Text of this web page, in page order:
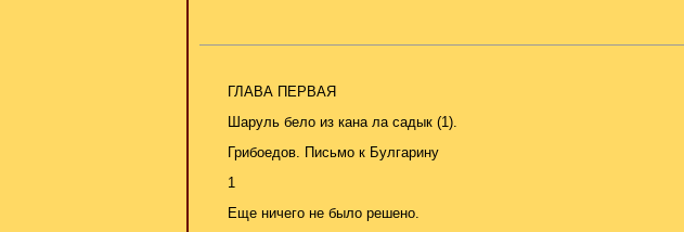
ГЛАВА ПЕРВАЯ
Шаруль бело из кана ла садык (1).
Грибоедов. Письмо к Булгарину
1
Еще ничего не было решено.